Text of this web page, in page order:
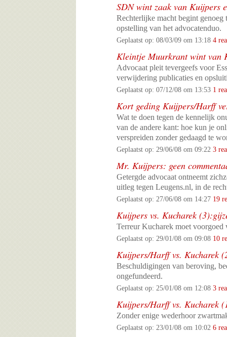
SDN wint zaak van Kuijpers
Rechterlijke macht begint
opstelling van het advocatenduo.
Geplaatst op: 08/03/09 om 13:18 4
Kleintje Muurkrant wint van
Advocaat pleit tevergeefs voor
verwijdering publicaties en
Geplaatst op: 07/12/08 om 13:53 1
Kort geding Kuijpers/Harff
Wat te doen tegen de kennelijk
van de andere kant: hoe kun je
verspreiden zonder gedaagd te
Geplaatst op: 29/06/08 om 09:22 3
Mr. Kuijpers: geen
Getergde advocaat ontneemt
uitleg tegen Leugens.nl, in de
Geplaatst op: 27/06/08 om 14:27 19
Kuijpers vs. Kucharek
Terreur Kucharek moet
Geplaatst op: 29/01/08 om 09:08 10
Kuijpers/Harff vs. Kucharek
Beschuldigingen van beroving,
ongefundeerd.
Geplaatst op: 25/01/08 om 12:08 3
Kuijpers/Harff vs. Kucharek
Zonder enige wederhoor
Geplaatst op: 23/01/08 om 10:02 6